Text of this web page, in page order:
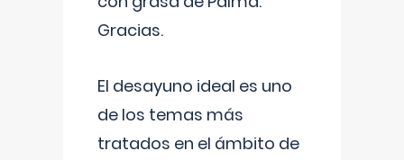
Gracias.
El desayuno ideal es uno
de los temas más
tratados en el ámbito de